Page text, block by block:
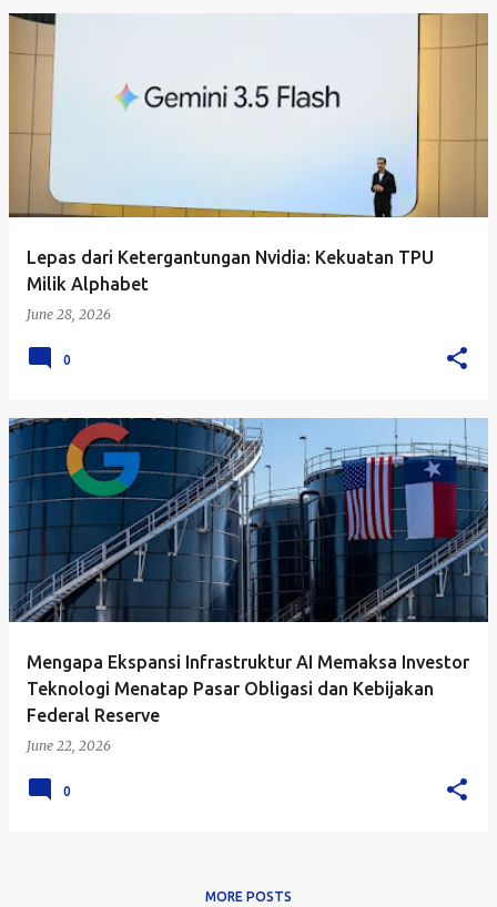
Lepas dari Ketergantungan Nvidia: Kekuatan TPU
Milik Alphabet
June 28, 2026
0
Mengapa Ekspansi Infrastruktur AI Memaksa Investor
Teknologi Menatap Pasar Obligasi dan Kebijakan
Federal Reserve
June 22, 2026
0
MORE POSTS